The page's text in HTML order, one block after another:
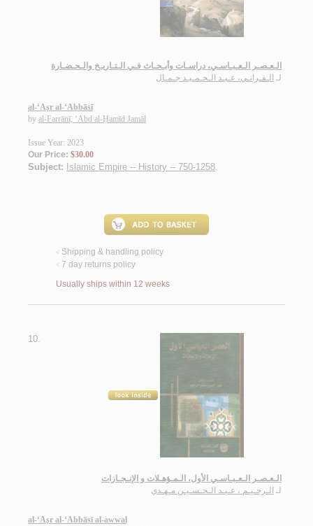
الـعـصـر الـعـبـاسـي، دراسـات وأبـحـاث فـي الـتـاريـخ والـحـضـارة
لـ الـفـرانـي، عـبـد الـحـمـيـد جـمـال
al-‘Aṣr al-‘Abbāsī
by al-Farrānī, ‘Abd al-Ḥamīd Jamāl
Issue Year: 2023
Our Price: $30.00
Subject: Islamic Empire -- History -- 750-1258.
< Shipping & handling policy
< 7 day returns policy
Usually ships within 12 weeks
10.
الـعـصـر الـعـبـاسـي الأول، الـمـؤهـلات و الإنـجـازات
لـ الـرحـيـم ، عـبـد الـحـسـيـن مـهـدي
al-‘Aṣr al-‘Abbāsī al-awwal